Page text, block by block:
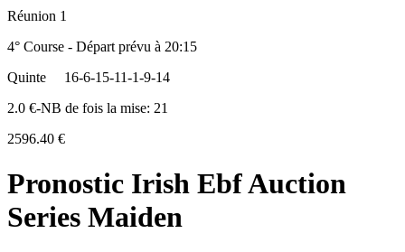
Réunion 1
4° Course - Départ prévu à 20:15
Quinte
16-6-15-11-1-9-14
2.0 €-NB de fois la mise: 21
2596.40 €
Pronostic Irish Ebf Auction
Series Maiden